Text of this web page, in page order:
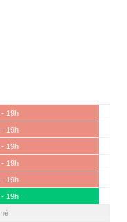
- 19h
- 19h
- 19h
- 19h
- 19h
- 19h